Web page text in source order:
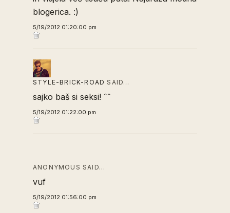
blogerica. :)
5/19/2012 01:20:00 pm
STYLE-BRICK-ROAD SAID…
sajko baš si seksi! ˆˆ
5/19/2012 01:22:00 pm
ANONYMOUS SAID…
vuf
5/19/2012 01:56:00 pm